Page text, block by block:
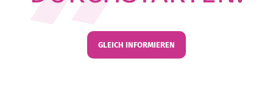
GLEICH INFORMIEREN